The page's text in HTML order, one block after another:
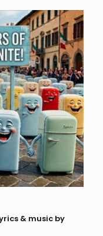
& music by